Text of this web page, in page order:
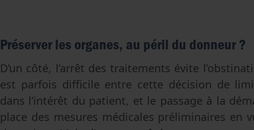
Préserver les organes, au péril du donneur ?
D’un côté, l’arrêt des traitements évite
est parfois difficile entre cette décision de
dans l’intérêt du patient, et le passage à la
place des mesures médicales préliminaires